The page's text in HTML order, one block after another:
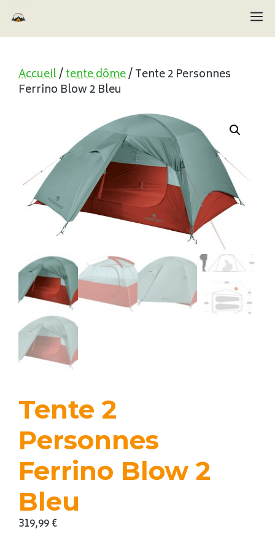
au
contenu
Accueil/tente dôme/ Tente 2 Personnes
Ferrino Blow 2 Bleu
Tente 2
Personnes
Ferrino Blow 2
Bleu
319,99€